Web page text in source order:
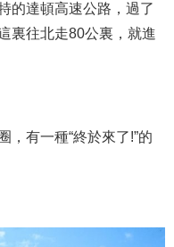
的達頓高速公路，過了
裏往北走80公裏，就進
，有一種“終於來了!”的